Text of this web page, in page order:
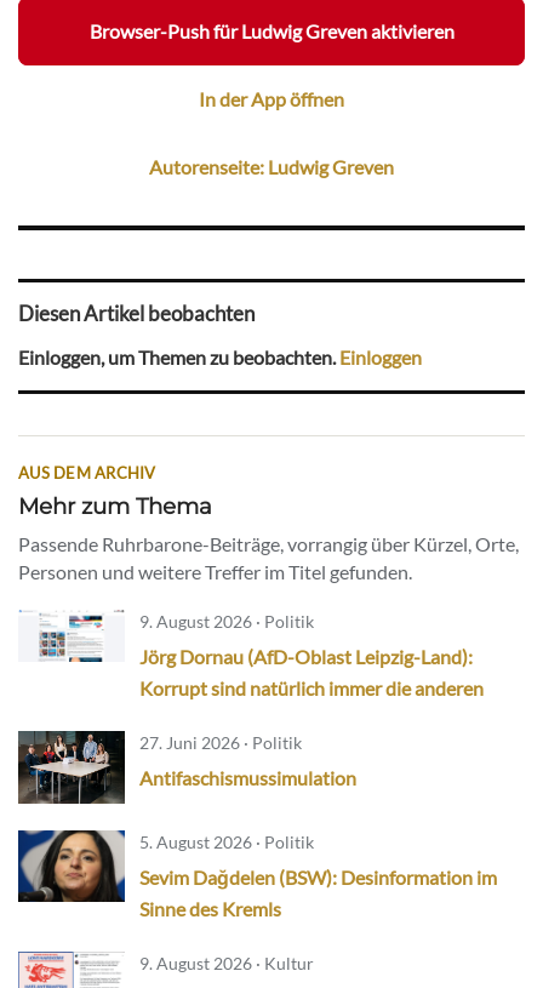
Browser-Push für Ludwig Greven aktivieren
In der App öffnen
Autorenseite: Ludwig Greven
Diesen Artikel beobachten
Einloggen, um Themen zu beobachten.Einloggen
AUS DEM ARCHIV
Mehr zum Thema
Passende Ruhrbarone-Beiträge, vorrangig über Kürzel, Orte,
Personen und weitere Treffer im Titel gefunden.
9. August 2026 · Politik
Jörg Dornau (AfD-Oblast Leipzig-Land):
Korrupt sind natürlich immer die anderen
27. Juni 2026 · Politik
Antifaschismussimulation
5. August 2026 · Politik
Sevim Dağdelen (BSW): Desinformation im
Sinne des Kremls
9. August 2026 · Kultur